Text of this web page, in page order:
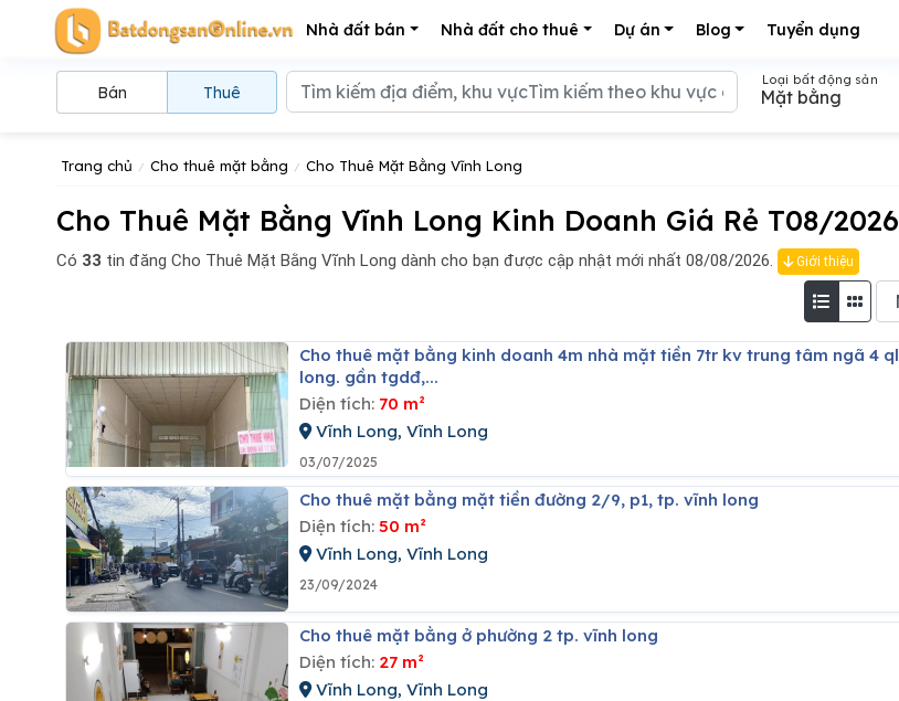
Nhà đất bán Nhà đất cho thuê Dự án Blog Tuyển dụng
Trang chủ Cho thuê mặt bằng Cho Thuê Mặt Bằng Vĩnh Long
Cho Thuê Mặt Bằng Vĩnh Long Kinh Doanh Giá Rẻ T08/2026
Có 33 tin đăng Cho Thuê Mặt Bằng Vĩnh Long dành cho bạn được cập nhật mới nhất 08/08/2026. Giới thiệu
Cho thuê mặt bằng kinh doanh 4m nhà mặt tiền 7tr kv trung tâm ngã 4 ql1a thành phố vĩnh
long. gần tgdđ,...
Diện tích: 70 m²
Vĩnh Long, Vĩnh Long
03/07/2025
Cho thuê mặt bằng mặt tiền đường 2/9, p1, tp. vĩnh long
Diện tích: 50 m²
Vĩnh Long, Vĩnh Long
23/09/2024
Cho thuê mặt bằng ở phường 2 tp. vĩnh long
Diện tích: 27 m²
Vĩnh Long, Vĩnh Long
Bán Thuê
Loại bất động sản
Mặt bằng